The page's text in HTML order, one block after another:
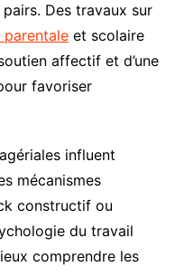
Des travaux sur
parentaleet scolaire
affectif et d’une
favoriser
influent
mécanismes
constructif ou
du travail
comprendre les